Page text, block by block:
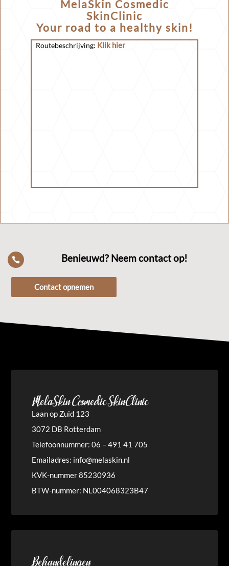
MelaSkin Cosmedic
SkinClinic
Your road to a healthy skin!
Routebeschrijving: Klik hier
 Benieuwd? Neem contact op!
Contact opnemen
MelaSkin Cosmedic SkinClinic
Laan op Zuid 123
3072 DB Rotterdam
Telefoonnummer: 06 – 491 41 705
Emailadres: info@melaskin.nl
KVK-nummer 85230936
BTW-nummer: NL004068323B47
Behandelingen